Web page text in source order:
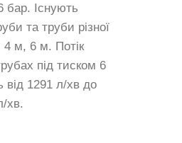
бар. Існують
та труби різної
м, 6 м. Потік
під тиском 6
від 1291 л/хв до
хв.